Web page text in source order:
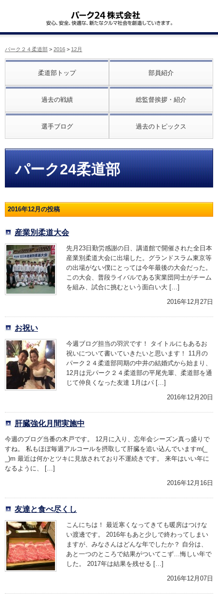
パーク２４柔道部 > 2016 > 12月
柔道部トップ 部員紹介
過去の戦績 総監督挨拶・紹介
選手ブログ 過去のトピックス
パーク24柔道部
2016年12月の投稿
産業別柔道大会
先月23日勤労感謝の日、講道館で開催された全日本
産業別柔道大会に出場した。グランドスラム東京等
の出場がない僕にとっては今年最後の大会だった。
この大会、普段ライバルである実業団同士がチーム
を組み、試合に挑むという面白い大 […]
2016年12月27日
お祝い
今週ブログ担当の羽沢です！ タイトルにもあるお
祝いについて書いていきたいと思います！ 11月の
パーク２４柔道部同期の中井の結婚式から始まり、
12月は元パーク２４柔道部の平尾先輩、柔道部を通
じて仲良くなった友達 1月はパ […]
2016年12月20日
肝臓強化月間実施中
今週のブログ当番の木戸です。 12月に入り、忘年会シーズン真っ盛りで
すね。 私もほぼ毎週アルコールを摂取して肝臓を追い込んでいますm(_
_)m 最近は何かとツキに見放されており不運続きです。 来年はいい年に
なるように、 […]
2016年12月16日
友達と食べ尽くし
こんにちは！ 最近寒くなってきても暖房はつけな
い渡邊です。 2016年もあと少しで終わってしまい
ますが、みなさんはどんな年でしたか？ 自分は、
あと一つのところで結果がついてこず…悔しい年で
した。 2017年は結果を残せる […]
2016年12月07日